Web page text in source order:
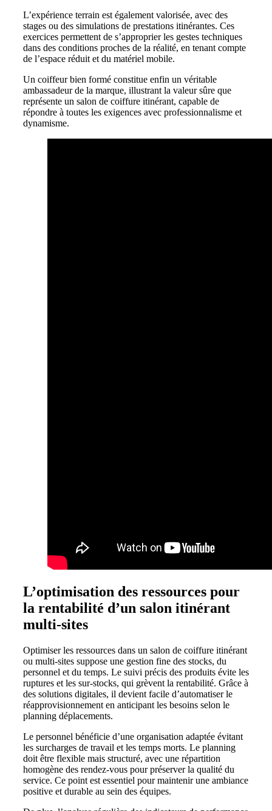
L’expérience terrain est également valorisée, avec des
stages ou des simulations de prestations itinérantes. Ces
exercices permettent de s’approprier les gestes techniques
dans des conditions proches de la réalité, en tenant compte
de l’espace réduit et du matériel mobile.
Un coiffeur bien formé constitue enfin un véritable
ambassadeur de la marque, illustrant la valeur sûre que
représente un salon de coiffure itinérant, capable de
répondre à toutes les exigences avec professionnalisme et
dynamisme.
L’optimisation des ressources pour
la rentabilité d’un salon itinérant
multi-sites
Optimiser les ressources dans un salon de coiffure itinérant
ou multi-sites suppose une gestion fine des stocks, du
personnel et du temps. Le suivi précis des produits évite les
ruptures et les sur-stocks, qui grèvent la rentabilité. Grâce à
des solutions digitales, il devient facile d’automatiser le
réapprovisionnement en anticipant les besoins selon le
planning déplacements.
Le personnel bénéficie d’une organisation adaptée évitant
les surcharges de travail et les temps morts. Le planning
doit être flexible mais structuré, avec une répartition
homogène des rendez-vous pour préserver la qualité du
service. Ce point est essentiel pour maintenir une ambiance
positive et durable au sein des équipes.